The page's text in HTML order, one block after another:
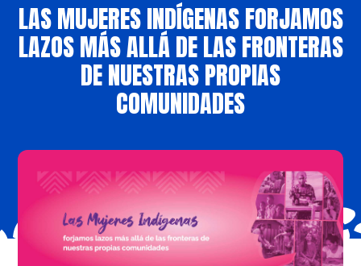
LAS MUJERES INDÍGENAS FORJAMOS
LAZOS MÁS ALLÁ DE LAS FRONTERAS
DE NUESTRAS PROPIAS
COMUNIDADES